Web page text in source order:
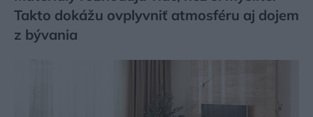
Takto dokážu ovplyvniť atmosféru aj dojem
z bývania